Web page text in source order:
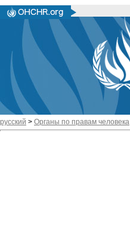
русский > Органы по правам человека